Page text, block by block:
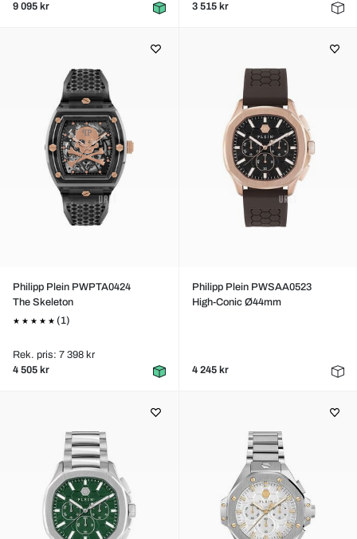
9 095 kr
3 515 kr
Philipp Plein PWPTA0424
The Skeleton
(1)
Rek. pris: 7 398 kr
4 505 kr
Philipp Plein PWSAA0523
High-Conic Ø44mm
4 245 kr